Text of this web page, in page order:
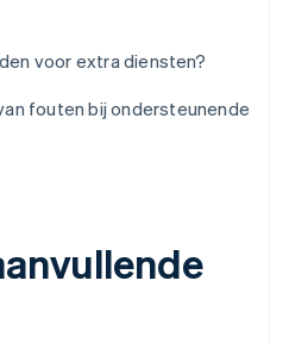
voor extra diensten?
fouten bij ondersteunende